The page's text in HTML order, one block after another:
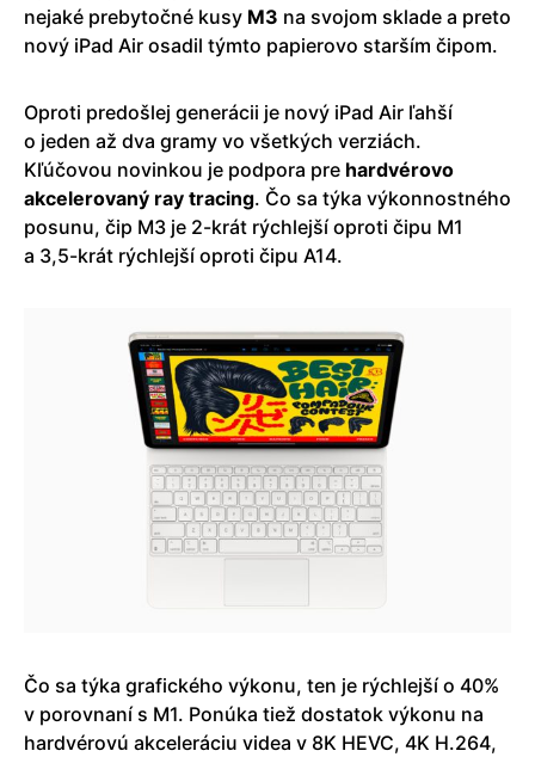
nejaké prebytočné kusy M3 na svojom sklade a preto
nový iPad Air osadil týmto papierovo starším čipom.
Oproti predošlej generácii je nový iPad Air ľahší
o jeden až dva gramy vo všetkých verziách.
Kľúčovou novinkou je podpora pre hardvérovo
akcelerovaný ray tracing. Čo sa týka výkonnostného
posunu, čip M3 je 2-krát rýchlejší oproti čipu M1
a 3,5-krát rýchlejší oproti čipu A14.
Čo sa týka grafického výkonu, ten je rýchlejší o 40%
v porovnaní s M1. Ponúka tiež dostatok výkonu na
hardvérovú akceleráciu videa v 8K HEVC, 4K H.264,